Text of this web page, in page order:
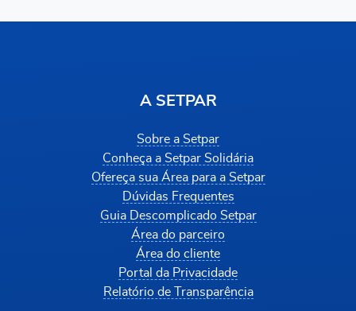
A SETPAR
Sobre a Setpar
Conheça a Setpar Solidária
Ofereça sua Área para a Setpar
Dúvidas Frequentes
Guia Descomplicado Setpar
Área do parceiro
Área do cliente
Portal da Privacidade
Relatório de Transparência